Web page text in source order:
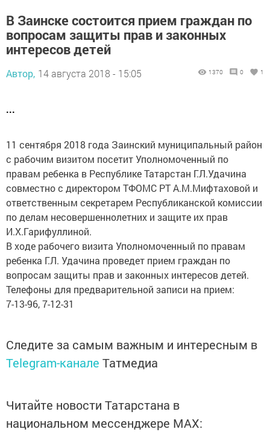
В Заинске состоится прием граждан по
вопросам защиты прав и законных
интересов детей
Автор, 14 августа 2018 - 15:05 1370 0 1
...
11 сентября 2018 года Заинский муниципальный район
с рабочим визитом посетит Уполномоченный по
правам ребенка в Республике Татарстан Г.Л.Удачина
совместно с директором ТФОМС РТ А.М.Мифтаховой и
ответственным секретарем Республиканской комиссии
по делам несовершеннолетних и защите их прав
И.Х.Гарифуллиной.
В ходе рабочего визита Уполномоченный по правам
ребенка Г.Л. Удачина проведет прием граждан по
вопросам защиты прав и законных интересов детей.
Телефоны для предварительной записи на прием:
7-13-96, 7-12-31
Следите за самым важным и интересным в
Telegram-канале Татмедиа
Читайте новости Татарстана в
национальном мессенджере MАХ: